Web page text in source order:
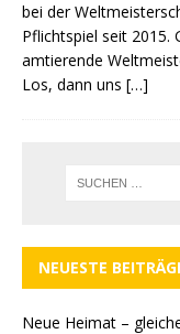
bei der
Pflichtspiel seit 2015.
amtierende
Los, dann uns […]
NEUESTE
Neue Heimat –